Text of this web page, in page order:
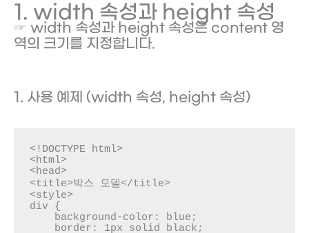
1. width 속성과 height 속성
☞ width 속성과 height 속성은 content 영
역의 크기를 지정합니다.
1. 사용 예제 (width 속성, height 속성)
<!DOCTYPE html>
<html>
<head>
<title>박스 모델</title>
<style>
div {